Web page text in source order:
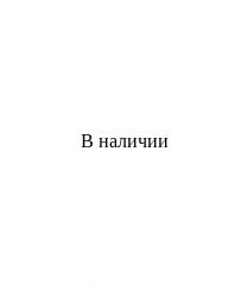
В наличии